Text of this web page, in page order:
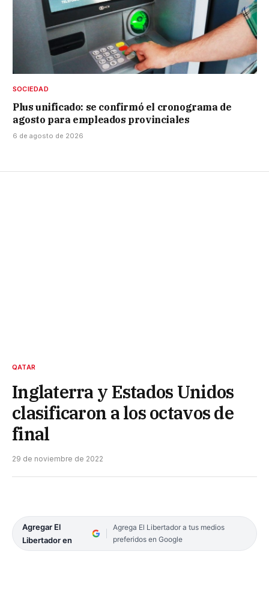
SOCIEDAD
Plus unificado: se confirmó el cronograma de
agosto para empleados provinciales
6 de agosto de 2026
QATAR
Inglaterra y Estados Unidos
clasificaron a los octavos de
final
29 de noviembre de 2022
Agregar El
Libertador en
Agrega El Libertador a tus medios
preferidos en Google